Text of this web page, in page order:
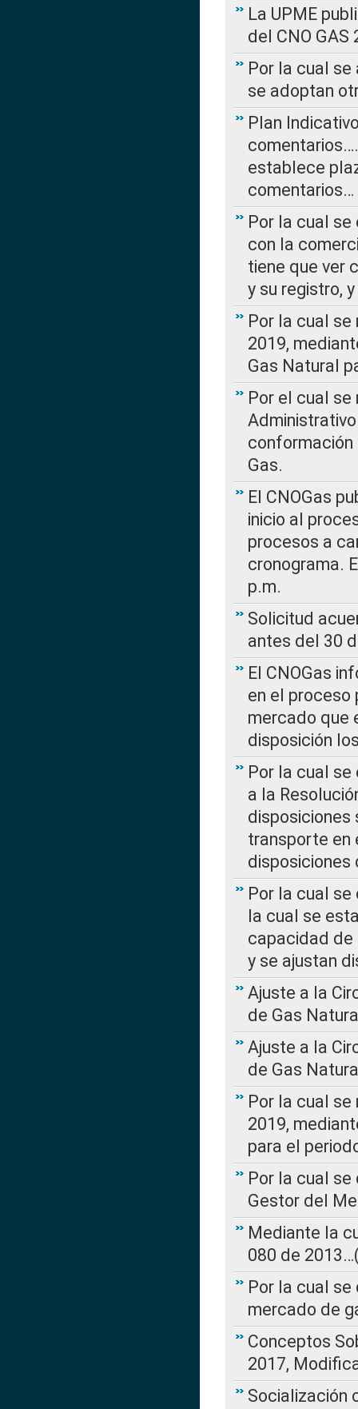
La UPME
del CNO
Por la cual
se adoptan
Plan
establece
comentarios…
Por la cual
con la
tiene que ver
y su registro,
Por la cual
2019,
Gas Natural
Por el cual
conformación
Gas.
El CNOGas
inicio al
procesos a
cronograma.
p.m.
Solicitud
antes del 30
El CNOGas
en el
mercado que
disposición
Por la cual se
a la
disposiciones
transporte en
disposiciones
Por la cual se
la cual se
capacidad de
y se ajustan
Ajuste a la
de Gas
Ajuste a la
de Gas
Por la cual se
2019,
para el
Por la cual
Gestor del
Mediante la
080 de
Por la cual
mercado de
Conceptos
2017,
Socialización